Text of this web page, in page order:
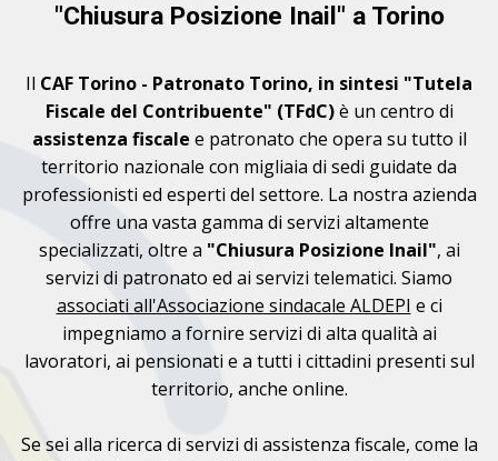
"Chiusura Posizione Inail" a Torino
Il CAF Torino - Patronato Torino, in sintesi "Tutela
Fiscale del Contribuente" (TFdC)è un centro di
assistenza fiscale e patronato che opera su tutto il
territorio nazionale con migliaia di sedi guidate da
professionisti ed esperti del settore. La nostra azienda
offre una vasta gamma di servizi altamente
specializzati, oltre a "Chiusura Posizione Inail", ai
servizi di patronato ed ai servizi telematici. Siamo
associati all'Associazione sindacale ALDEPI e ci
impegniamo a fornire servizi di alta qualità ai
lavoratori, ai pensionati e a tutti i cittadini presenti sul
territorio, anche online.
Se sei alla ricerca di servizi di assistenza fiscale, come la